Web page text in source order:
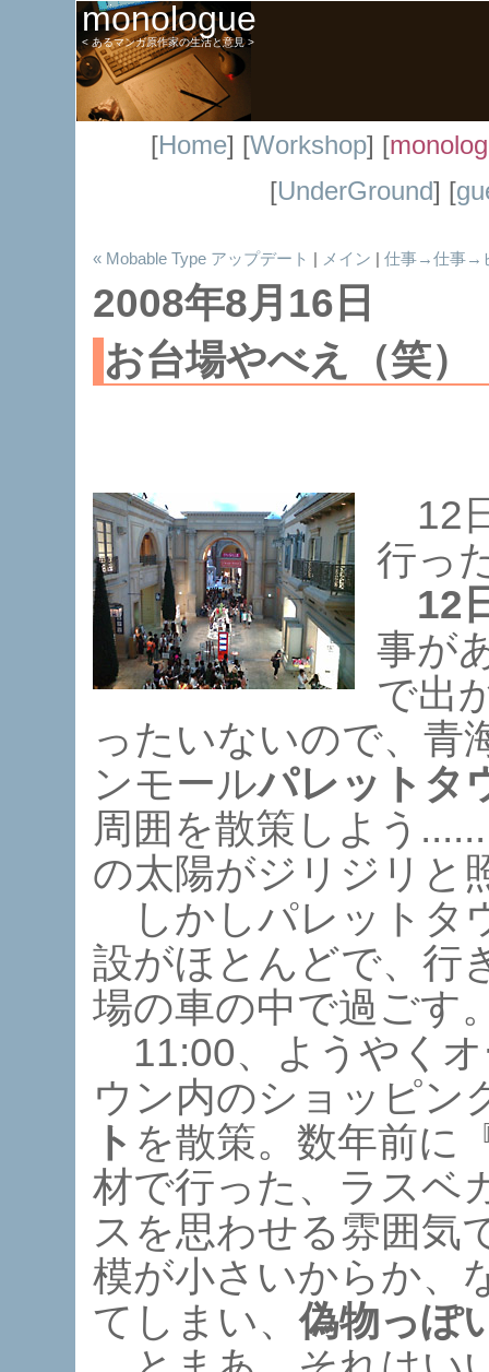
monologue
< あるマンガ原作家の生活と意見 >
[Home] [Workshop] [
[UnderGround] [
« Mobable Type アップデート | メイン | 仕事→仕事→
2008年8月16日
お台場やべえ（笑）
12
行っ
12
事が
で出
ったいないので、青
ンモールパレットタ
周囲を散策しよう
の太陽がジリジリと
しかしパレットタ
設がほとんどで、行
場の車の中で過ごす
11:00、ようやく
ウン内のショッピン
ト を散策。数年前に
材で行った、ラスベ
スを思わせる雰囲気
模が小さいからか、
てしまい、偽物っぽ